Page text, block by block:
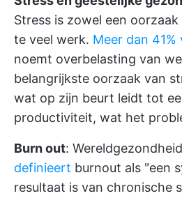
Stress is zowel een
te veel werk. Meer dan
noemt overbelasting van
belangrijkste oorzaak van
wat op zijn beurt leidt tot
productiviteit, wat het
Burn out:
definieert burnout als "een
resultaat is van chronische